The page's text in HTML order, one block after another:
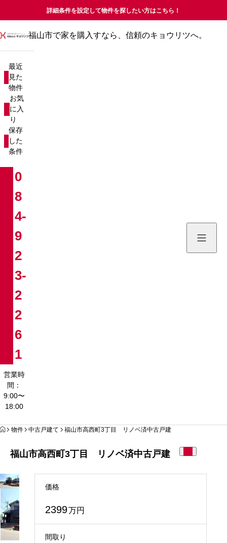
分譲マンション
お問い合わせ
詳細条件を設定して物件を探したい方はこちら！
福山市で家を購入すなら、信頼のキョウリツへ。
最近
見た
物件
お気
に入
り
保存
した
条件
0
8
4-
9
2
3-
2
2
6
1
営業時
間：
9:00〜
18:00
HOME
物件 中古戸建て 福山市高西町3丁目 リノベ済中古戸建
福山市高西町3丁目 リノベ済中古戸建
価格
2399万円
間取り